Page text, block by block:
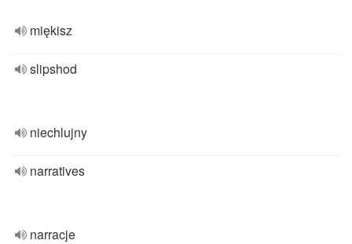
miękisz
slipshod
niechlujny
narratives
narracje